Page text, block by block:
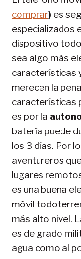
comprar) es
especializados
dispositivo
sea algo más
características
merecen la
características
es por la
batería puede
los 3 días. Por
aventureros
lugares
es una buena
móvil
más alto nivel.
es de grado
agua como al